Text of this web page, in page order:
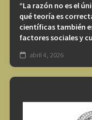
“La razón no es el
qué teoría es
científicas también
factores sociales y
abril 4, 2026